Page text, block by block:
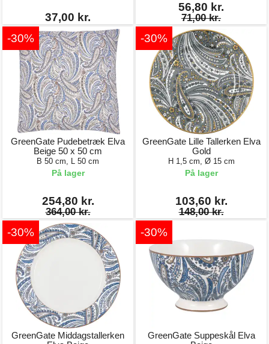
37,00 kr.
56,80 kr.
71,00 kr.
-30%
GreenGate Pudebetræk Elva
Beige 50 x 50 cm
B 50 cm, L 50 cm
På lager
254,80 kr.
364,00 kr.
-30%
GreenGate Lille Tallerken Elva
Gold
H 1,5 cm, Ø 15 cm
På lager
103,60 kr.
148,00 kr.
-30%
GreenGate Middagstallerken
-30%
GreenGate Suppeskål Elva